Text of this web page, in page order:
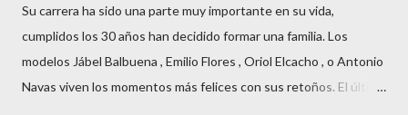
Su carrera ha sido una parte muy importante en su vida,
cumplidos los 30 años han decidido formar una familia. Los
modelos Jábel Balbuena , Emilio Flores , Oriol Elcacho , o Antonio
Navas viven los momentos más felices con sus retoños. El último